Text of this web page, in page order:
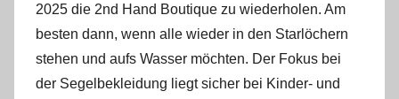
2025 die 2nd Hand Boutique zu wiederholen. Am
besten dann, wenn alle wieder in den Starlöchern
stehen und aufs Wasser möchten. Der Fokus bei
der Segelbekleidung liegt sicher bei Kinder- und